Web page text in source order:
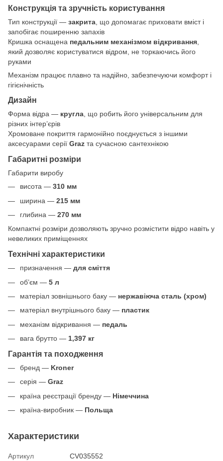
Конструкція та зручність користування
Тип конструкції — закрита , що допомагає приховати вміст і
запобігає поширенню запахів
Кришка оснащена педальним механізмом відкривання
який дозволяє користуватися відром, не торкаючись його
руками
Механізм працює плавно та надійно, забезпечуючи комфорт і
гігієнічність
Дизайн
Форма відра — кругла, що робить його універсальним для
різних інтер’єрів
Хромоване покриття гармонійно поєднується з іншими
аксесуарами серії Graz та сучасною сантехнікою
Габаритні розміри
Габарити виробу
висота — 310 мм
ширина — 215 мм
глибина — 270 мм
Компактні розміри дозволяють зручно розмістити відро навіть у
невеликих приміщеннях
Технічні характеристики
призначення — для сміття
об’єм — 5 л
матеріал зовнішнього баку — нержавіюча сталь (хром)
матеріал внутрішнього баку — пластик
механізм відкривання — педаль
вага брутто — 1,397 кг
Гарантія та походження
бренд — Kroner
серія — Graz
країна реєстрації бренду — Німеччина
країна-виробник — Польща
Характеристики
Артикул
CV035552